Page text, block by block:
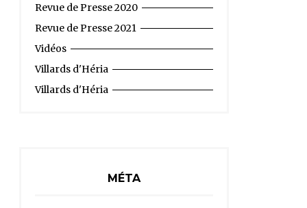
Revue de Presse 2020
Revue de Presse 2021
Vidéos
Villards d'Héria
Villards d'Héria
MÉTA